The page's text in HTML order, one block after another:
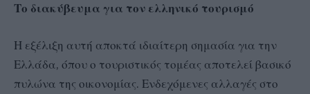
Το διακύβευμα για τον ελληνικό τουρισμό
Η εξέλιξη αυτή αποκτά ιδιαίτερη σημασία για την
Ελλάδα, όπου ο τουριστικός τομέας αποτελεί βασικό
πυλώνα της οικονομίας. Ενδεχόμενες αλλαγές στο